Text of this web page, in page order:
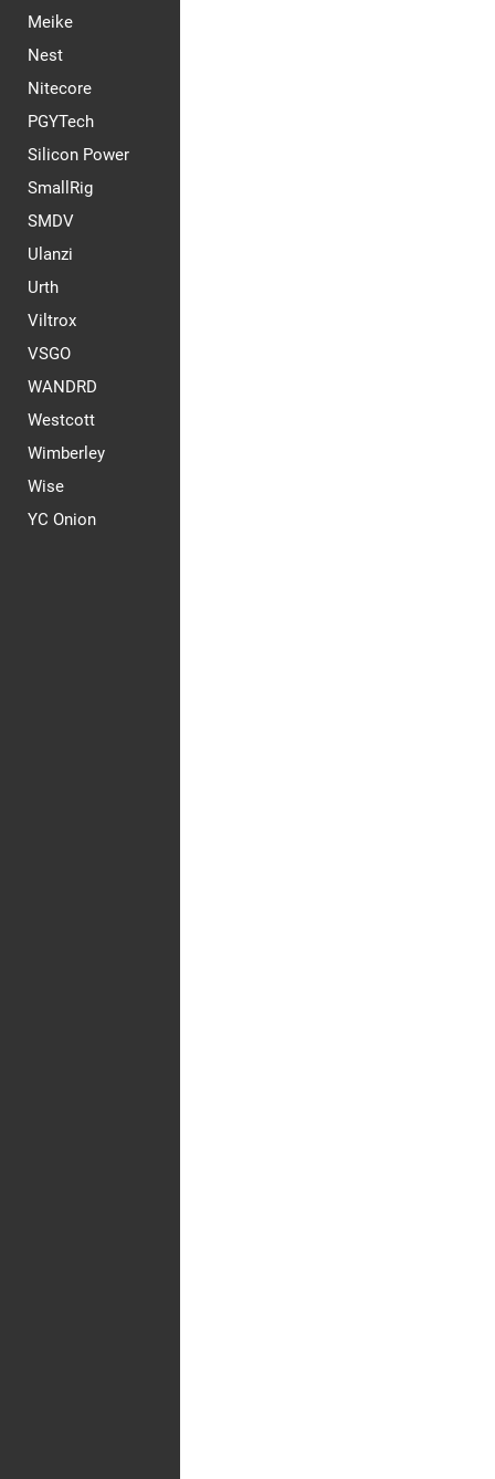
Meike
Nest
Nitecore
PGYTech
Silicon Power
SmallRig
SMDV
Ulanzi
Urth
Viltrox
VSGO
WANDRD
Westcott
Wimberley
Wise
YC Onion